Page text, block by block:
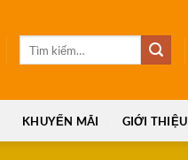
KHUYẾN MÃI GIỚI THIỆU